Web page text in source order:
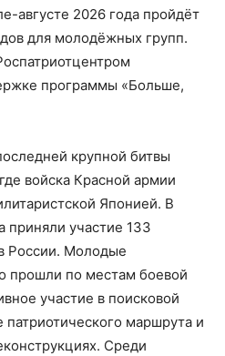
августе 2026 года пройдёт
для молодёжных групп.
программы «Больше,
крупной битвы
войска Красной армии
Японией. В
приняли участие 133
России. Молодые
прошли по местам боевой
участие в поисковой
патриотического маршрута и
Среди